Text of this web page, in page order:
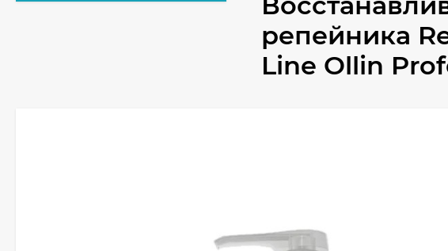
репейника
Line Ollin